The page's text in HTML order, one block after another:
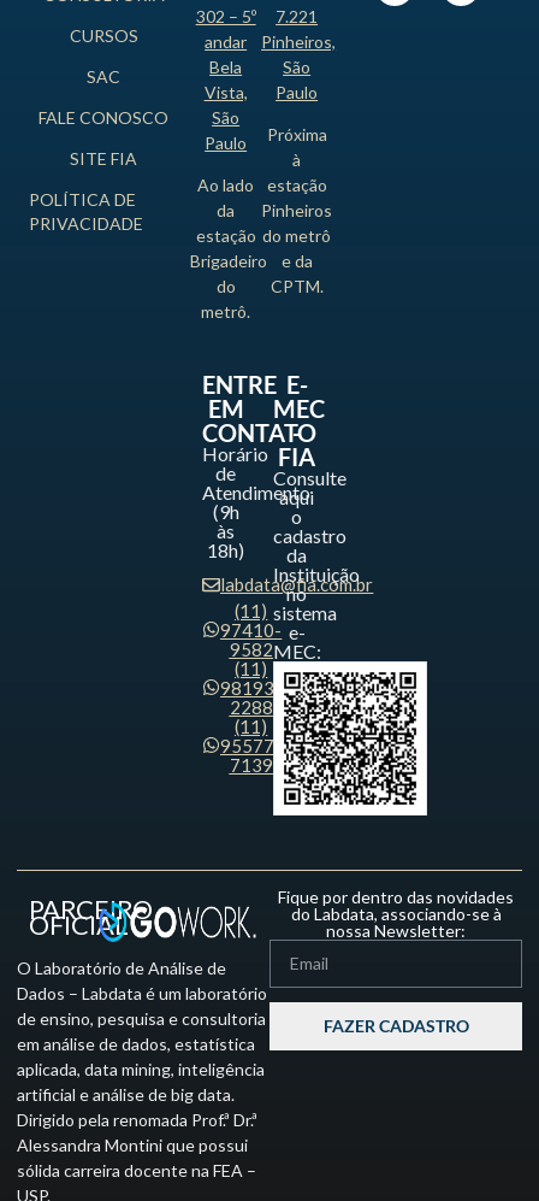
CURSOS
SAC
FALE CONOSCO
SITE FIA
POLÍTICA DE
PRIVACIDADE
302 – 5º
andar
Bela
Vista,
São
Paulo
Ao lado
da
estação
Brigadeiro
do
metrô.
7.221
Pinheiros,
São
Paulo
Próxima
à
estação
Pinheiros
do metrô
e da
CPTM.
ENTRE
EM
CONTATO
Horário
de
Atendimento
(9h
às
18h)
labdata@fia.com.br
(11)
97410-
9582
(11)
98193-
2288
(11)
95577-
7139
E-
MEC
-
FIA
Consulte
aqui
o
cadastro
da
Instituição
no
sistema
e-
MEC:
PARCEIRO
OFICIAL
O Laboratório de Análise de
Dados – Labdata é um laboratório
de ensino, pesquisa e consultoria
em análise de dados, estatística
aplicada, data mining, inteligência
artificial e análise de big data.
Dirigido pela renomada Prof.ª Dr.ª
Alessandra Montini que possui
sólida carreira docente na FEA –
USP.
Fique por dentro das novidades
do Labdata, associando-se à
nossa Newsletter:
FAZER CADASTRO